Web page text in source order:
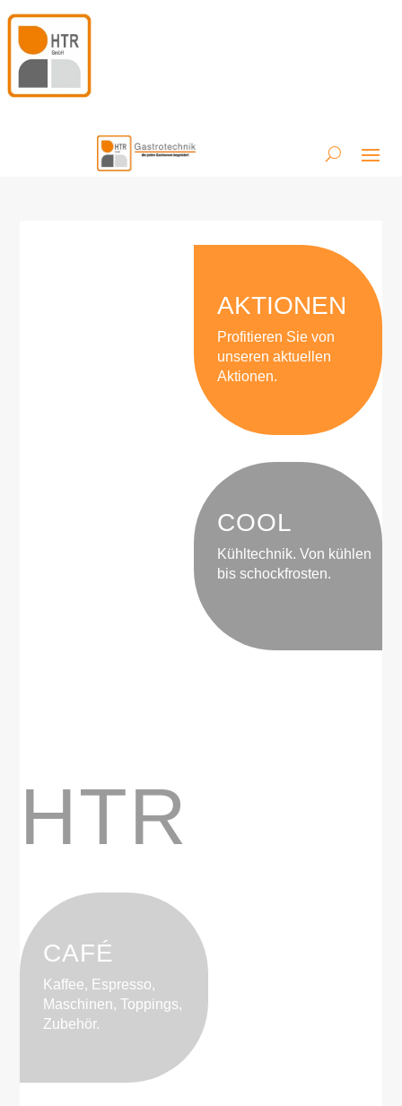
AKTIONEN
Profitieren Sie von
unseren aktuellen
Aktionen.
COOL
Kühltechnik. Von kühlen
bis schockfrosten.
HTR
CAFÉ
Kaffee, Espresso,
Maschinen, Toppings,
Zubehör.